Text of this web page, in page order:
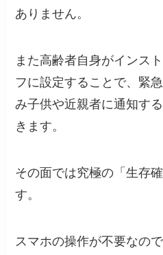
ありません。
また高齢者自身がインス
フに設定することで、緊
み子供や近親者に通知す
きます。
その面では究極の「生存
す。
スマホの操作が不要なの